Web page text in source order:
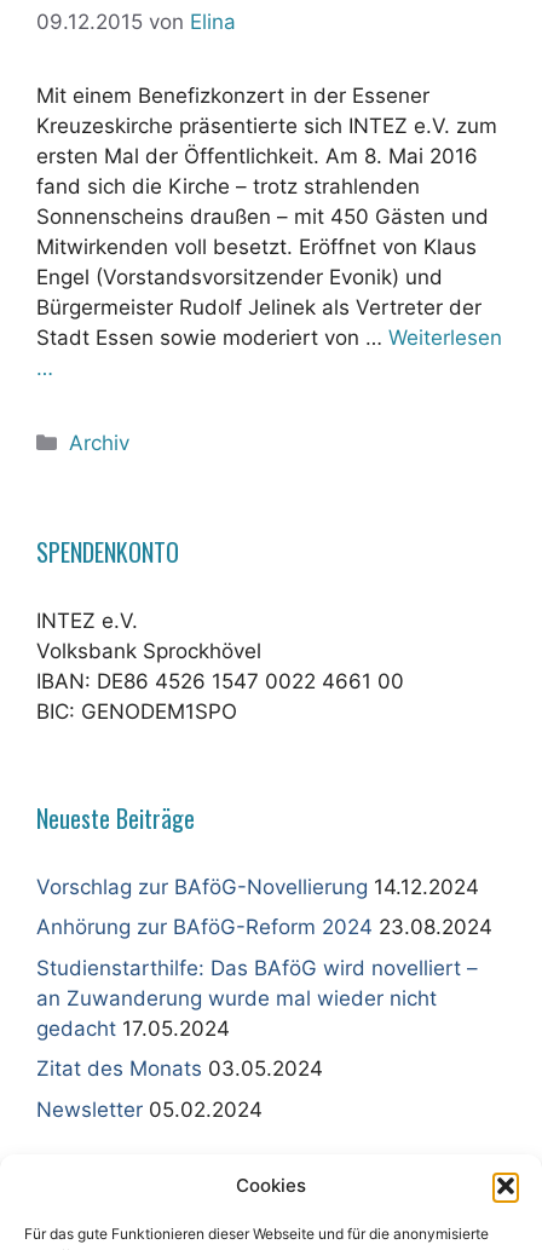
Cookies
Für das gute Funktionieren dieser Webseite und für die anonymisierte
09.12.2015 von Elina
Mit einem Benefizkonzert in der Essener
Kreuzeskirche präsentierte sich INTEZ e.V. zum
ersten Mal der Öffentlichkeit. Am 8. Mai 2016
fand sich die Kirche – trotz strahlenden
Sonnenscheins draußen – mit 450 Gästen und
Mitwirkenden voll besetzt. Eröffnet von Klaus
Engel (Vorstandsvorsitzender Evonik) und
Bürgermeister Rudolf Jelinek als Vertreter der
Stadt Essen sowie moderiert von … Weiterlesen
…
Kategorien
Archiv
SPENDENKONTO
INTEZ e.V.
Volksbank Sprockhövel
IBAN: DE86 4526 1547 0022 4661 00
BIC: GENODEM1SPO
Neueste Beiträge
Vorschlag zur BAföG-Novellierung 14.12.2024
Anhörung zur BAföG-Reform 2024 23.08.2024
Studienstarthilfe: Das BAföG wird novelliert –
an Zuwanderung wurde mal wieder nicht
gedacht 17.05.2024
Zitat des Monats 03.05.2024
Newsletter 05.02.2024
Sitemap - Inhaltsübersicht